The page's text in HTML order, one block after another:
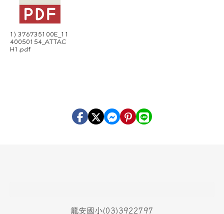
1) 376735100E_11
40050154_ATTAC
H1.pdf
龍安國小(03)3922797